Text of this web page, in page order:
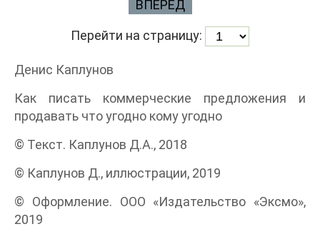
ВПЕРЕД
Перейти на страницу:
Денис Каплунов
Как писать коммерческие предложения и
продавать что угодно кому угодно
© Текст. Каплунов Д.А., 2018
© Каплунов Д., иллюстрации, 2019
© Оформление. ООО «Издательство «Эксмо»,
2019